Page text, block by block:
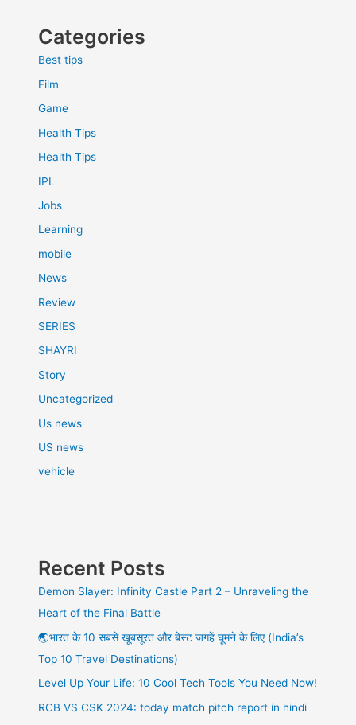
Categories
Best tips
Film
Game
Health Tips
Health Tips
IPL
Jobs
Learning
mobile
News
Review
SERIES
SHAYRI
Story
Uncategorized
Us news
US news
vehicle
Recent Posts
Demon Slayer: Infinity Castle Part 2 – Unraveling the
Heart of the Final Battle
🌏भारत के 10 सबसे खूबसूरत और बेस्ट जगहें घूमने के लिए (India’s
Top 10 Travel Destinations)
Level Up Your Life: 10 Cool Tech Tools You Need Now!
RCB VS CSK 2024: today match pitch report in hindi